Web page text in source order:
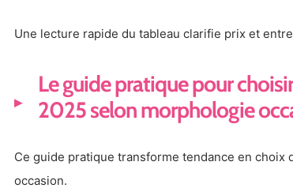
Une lecture rapide du tableau clarifie prix et
Le guide pratique pour
2025 selon morphologie
Ce guide pratique transforme tendance en
occasion.